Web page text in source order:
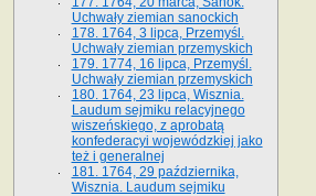
Uchwały ziemian sanockich
178. 1764, 3 lipca, Przemyśl.
Uchwały ziemian przemyskich
179. 1774, 16 lipca, Przemyśl.
Uchwały ziemian przemyskich
180. 1764, 23 lipca, Wisznia.
Laudum sejmiku relacyjnego
wiszeńskiego, z aprobatą
konfederacyi wojewódzkiej jako
też i generalnej
181. 1764, 29 października,
Wisznia. Laudum sejmiku